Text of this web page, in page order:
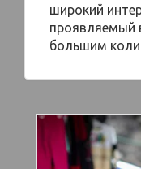
широкий
проявляемый
большим